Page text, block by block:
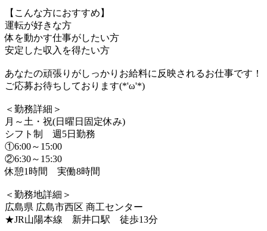
【こんな方におすすめ】
運転が好きな方
体を動かす仕事がしたい方
安定した収入を得たい方
あなたの頑張りがしっかりお給料に反映されるお仕事です！
ご応募お待ちしております(*'ω'*)
＜勤務詳細＞
月～土・祝(日曜日固定休み)
シフト制 週5日勤務
①6:00～15:00
②6:30～15:30
休憩1時間 実働8時間
＜勤務地詳細＞
広島県 広島市西区 商工センター
★JR山陽本線 新井口駅 徒歩13分